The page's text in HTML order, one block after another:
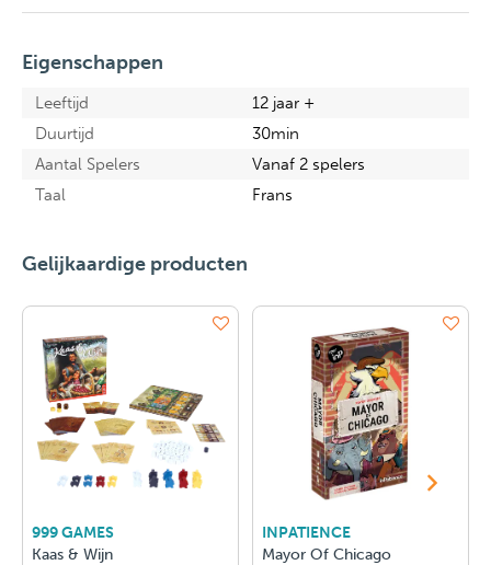
Eigenschappen
Leeftijd
12 jaar +
Duurtijd
30min
Aantal Spelers
Vanaf 2 spelers
Taal
Frans
Gelijkaardige producten
999 GAMES
Kaas & Wijn
INPATIENCE
Mayor Of Chicago